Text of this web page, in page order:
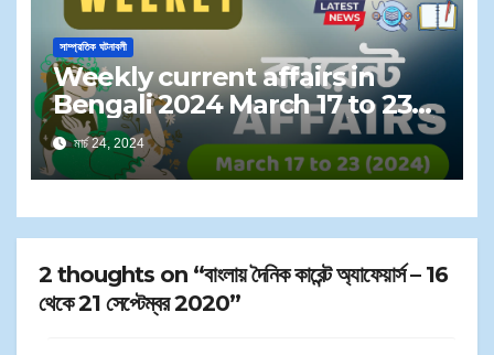
সাম্প্রতিক ঘটনাবলী
Weekly current affairs in
Bengali 2024 March 17 to 23
PDF | সাপ্তাহিক কারেন্ট অ্যাফেয়ার্স ২০২৪ মার্চ
১৭ থেকে ২৩
মার্চ 24, 2024
2 thoughts on “বাংলায় দৈনিক কারেন্ট অ্যাফেয়ার্স – 16
থেকে 21 সেপ্টেম্বর 2020”